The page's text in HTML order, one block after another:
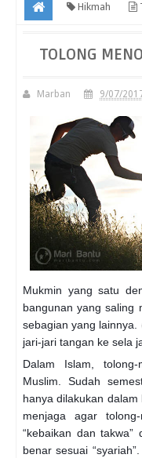
Hikmah
TOLONG
Marban 9/07/
Mukmin yang satu
bangunan yang saling
sebagian yang lainnya.
jari-jari tangan ke sela
Dalam Islam,
Muslim. Sudah
hanya dilakukan
menjaga agar
“kebaikan dan
benar sesuai